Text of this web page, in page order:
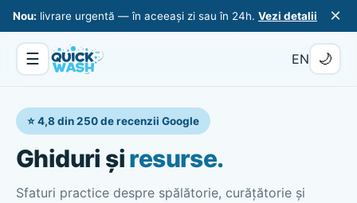
Nou: livrare urgentă — în aceeași zi sau în 24h. Vezi detalii ×
☰ EN 🌙
⭐ 4,8 din 250 de recenzii Google
Ghiduri șiresurse.
Sfaturi practice despre spălătorie, curățătorie și